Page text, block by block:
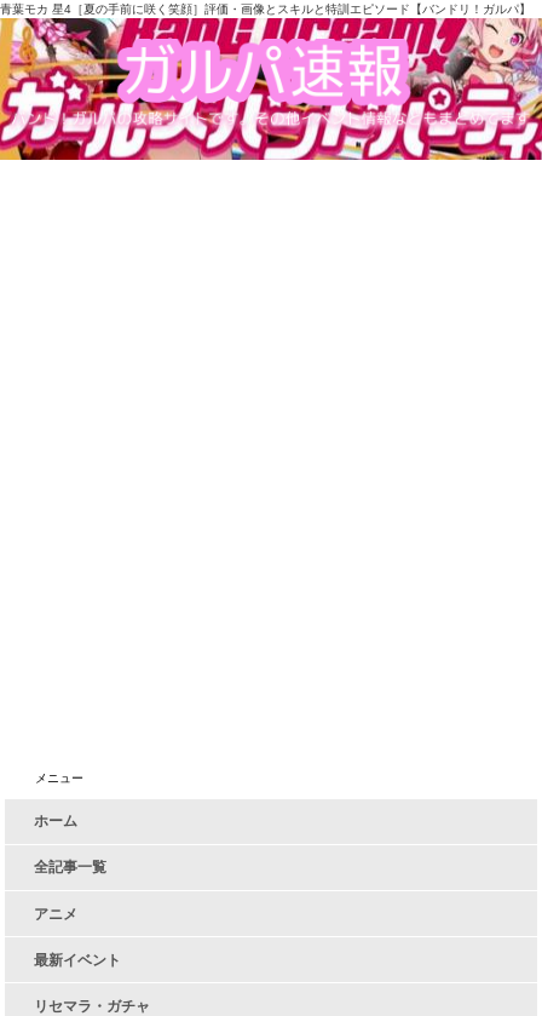
青葉モカ 星4［夏の手前に咲く笑顔］評価・画像とスキルと特訓エピソード【バンドリ！ガルパ】
メニュー
ホーム
全記事一覧
アニメ
最新イベント
リセマラ・ガチャ